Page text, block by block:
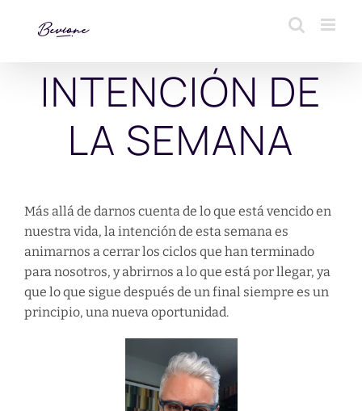
INTENCIÓN DE
LA SEMANA
Más allá de darnos cuenta de lo que está vencido en
nuestra vida, la intención de esta semana es
animarnos a cerrar los ciclos que han terminado
para nosotros, y abrirnos a lo que está por llegar, ya
que lo que sigue después de un final siempre es un
principio, una nueva oportunidad.